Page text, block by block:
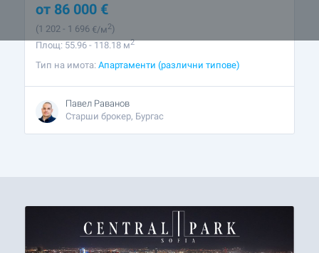
от 86 000 €
(1 202 - 1 696 €/м2)
Площ: 55.96 - 118.18 м2
Тип на имота: Апартаменти (различни типове)
Павел Раванов
Старши брокер, Бургас